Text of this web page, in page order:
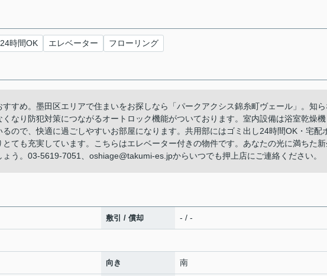
時間OK エレベーター フローリング
すすめ。墨田区エリアで住まいをお探しなら「パークアクシス錦糸町ヴェール」。知
なり防犯対策につながるオートロック機能がついております。室内設備は浴室乾燥
ので、快適に過ごしやすいお部屋になります。共用部にはゴミ出し24時間OK・宅配
とても充実しています。こちらはエレベーター付きの物件です。あなたの光に満ちた
う。03-5619-7051、oshiage@takumi-es.jpからいつでも押上店にご連絡ください。
敷引 / 償却 - / -
向き 南